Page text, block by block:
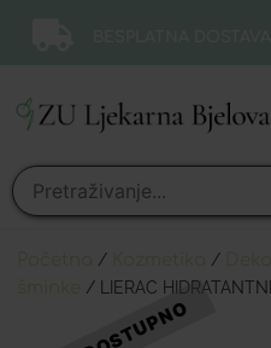
/ /
/ LIERAC